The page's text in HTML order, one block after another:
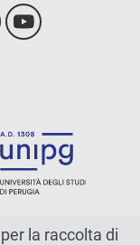
per la raccolta di